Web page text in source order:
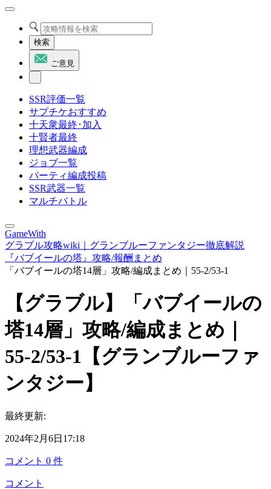
検索
ご意見
SSR評価一覧
サプチケおすすめ
十天衆最終･加入
十賢者最終
理想武器編成
ジョブ一覧
パーティ編成投稿
SSR武器一覧
マルチバトル
GameWith
グラブル攻略wiki｜グランブルーファンタジー徹底解説
『バブイールの塔』攻略/報酬まとめ
「バブイールの塔14層」攻略/編成まとめ｜55-2/53-1
【グラブル】「バブイールの
塔14層」攻略/編成まとめ｜
55-2/53-1【グランブルーファ
ンタジー】
最終更新:
2024年2月6日17:18
コメント 0 件
コメント